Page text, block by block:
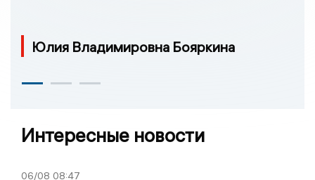
Юлия Владимировна Бояркина
Интересные новости
06/08 08:47